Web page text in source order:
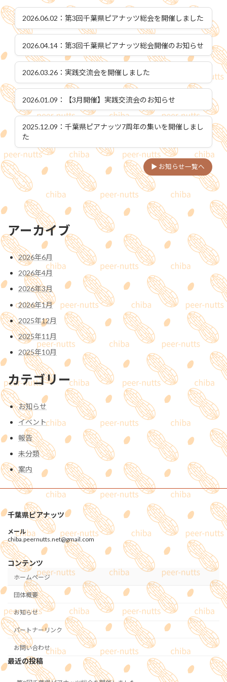
2026.06.02：第3回千葉県ピアナッツ総会を開催しました
2026.04.14：第3回千葉県ピアナッツ総会開催のお知らせ
2026.03.26：実践交流会を開催しました
2026.01.09：【3月開催】実践交流会のお知らせ
2025.12.09：千葉県ピアナッツ7周年の集いを開催しまし
た
▶ お知らせ一覧へ
アーカイブ
2026年6月
2026年4月
2026年3月
2026年1月
2025年12月
2025年11月
2025年10月
カテゴリー
お知らせ
イベント
報告
未分類
案内
千葉県ピアナッツ
メール
chiba.peernutts.net@gmail.com
コンテンツ
ホームページ
団体概要
お知らせ
パートナーリンク
お問い合わせ
最近の投稿